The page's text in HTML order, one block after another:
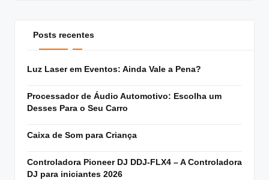
Posts recentes
Luz Laser em Eventos: Ainda Vale a Pena?
Processador de Áudio Automotivo: Escolha um
Desses Para o Seu Carro
Caixa de Som para Criança
Controladora Pioneer DJ DDJ-FLX4 – A Controladora
DJ para iniciantes 2026